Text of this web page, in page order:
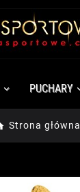
PUCHARY
Strona główna